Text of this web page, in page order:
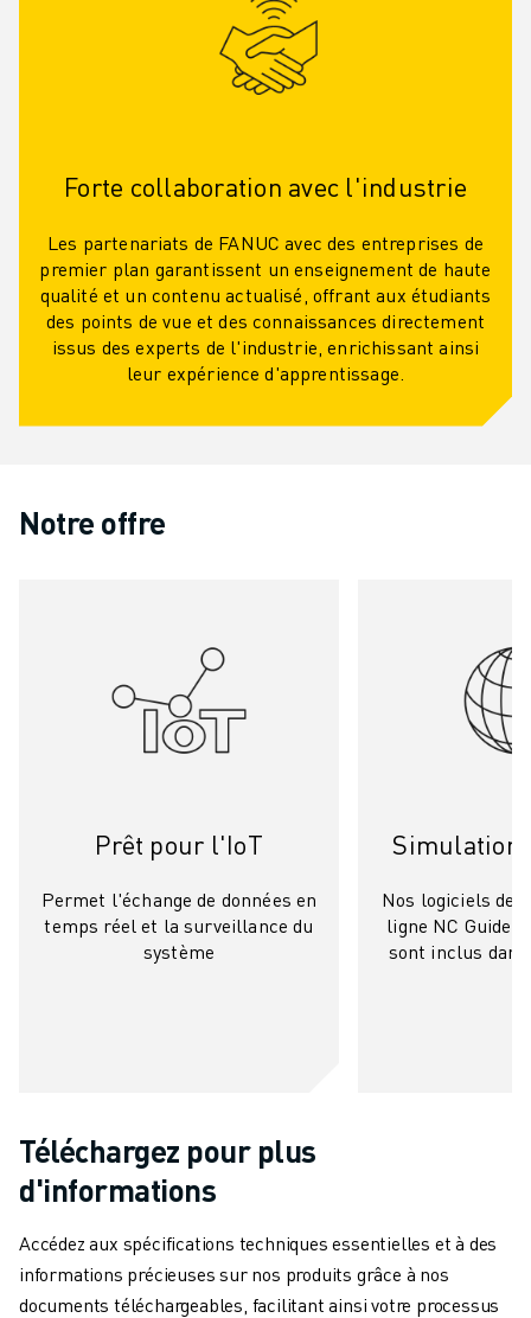
Forte collaboration avec l'industrie
Les partenariats de FANUC avec des entreprises de
premier plan garantissent un enseignement de haute
qualité et un contenu actualisé, offrant aux étudiants
des points de vue et des connaissances directement
issus des experts de l'industrie, enrichissant ainsi
leur expérience d'apprentissage.
Notre offre
Prêt pour l'IoT
Permet l'échange de données en
temps réel et la surveillance du
système
Simulation
Nos logiciels de
ligne NC Guide
sont inclus
Téléchargez pour plus
d'informations
Accédez aux spécifications techniques essentielles et à des
informations précieuses sur nos produits grâce à nos
documents téléchargeables, facilitant ainsi votre processus